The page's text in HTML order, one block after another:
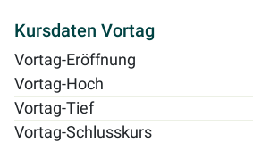
Kursdaten Vortag
Vortag-Eröffnung
Vortag-Hoch
Vortag-Tief
Vortag-Schlusskurs